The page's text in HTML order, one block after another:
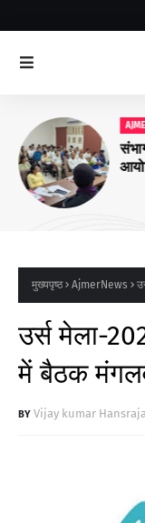
मुख्यपृष्ठ AjmerNews
उर्स मेला-
में बैठक
Vijay kumar